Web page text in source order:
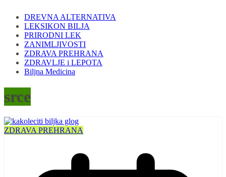
DREVNA ALTERNATIVA
LEKSIKON BILJA
PRIRODNI LEK
ZANIMLJIVOSTI
ZDRAVA PREHRANA
ZDRAVLJE i LEPOTA
Biljna Medicina
srce
ZDRAVA PREHRANA